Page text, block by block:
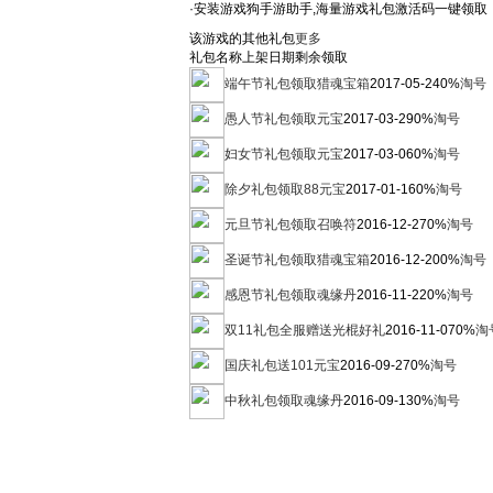
·安装游戏狗手游助手,海量游戏礼包激活码一键领取
该游戏的其他礼包更多
礼包名称上架日期剩余领取
端午节礼包领取猎魂宝箱2017-05-240%淘号
愚人节礼包领取元宝2017-03-290%淘号
妇女节礼包领取元宝2017-03-060%淘号
除夕礼包领取88元宝2017-01-160%淘号
元旦节礼包领取召唤符2016-12-270%淘号
圣诞节礼包领取猎魂宝箱2016-12-200%淘号
感恩节礼包领取魂缘丹2016-11-220%淘号
双11礼包全服赠送光棍好礼2016-11-070%淘
国庆礼包送101元宝2016-09-270%淘号
中秋礼包领取魂缘丹2016-09-130%淘号